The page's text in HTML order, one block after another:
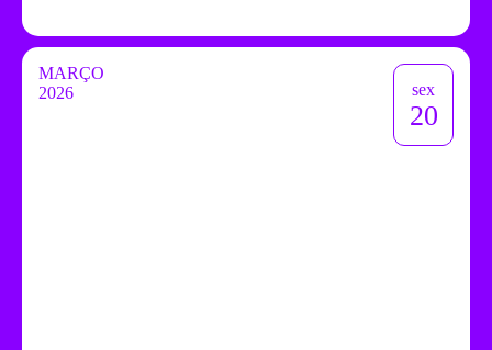
MARÇO
2026
sex
20